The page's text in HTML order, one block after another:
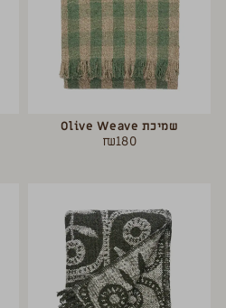
שמיכת Olive Weave
₪180